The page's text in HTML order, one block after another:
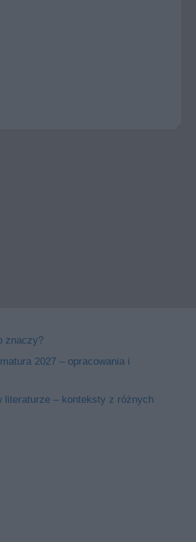
znaczy?
2027 – opracowania i
literaturze – konteksty z różnych